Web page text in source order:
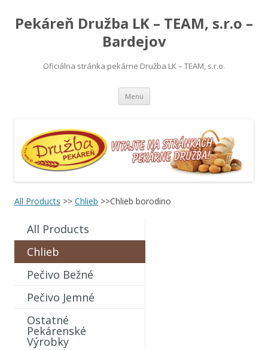
Pekáreň Družba LK – TEAM, s.r.o –
Bardejov
Oficiálna stránka pekárne Družba LK – TEAM, s.r.o.
Menu Preskočiť
obsah
All Products >> Chlieb >>Chlieb borodino
All Products
Chlieb
Pečivo Bežné
Pečivo Jemné
Ostatné
Pekárenské
Výrobky